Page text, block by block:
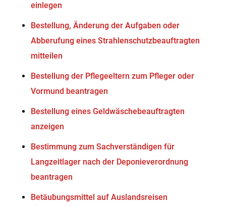
einlegen
Bestellung, Änderung der Aufgaben oder
Abberufung eines Strahlenschutzbeauftragten
mitteilen
Bestellung der Pflegeeltern zum Pfleger oder
Vormund beantragen
Bestellung eines Geldwäschebeauftragten
anzeigen
Bestimmung zum Sachverständigen für
Langzeitlager nach der Deponieverordnung
beantragen
Betäubungsmittel auf Auslandsreisen